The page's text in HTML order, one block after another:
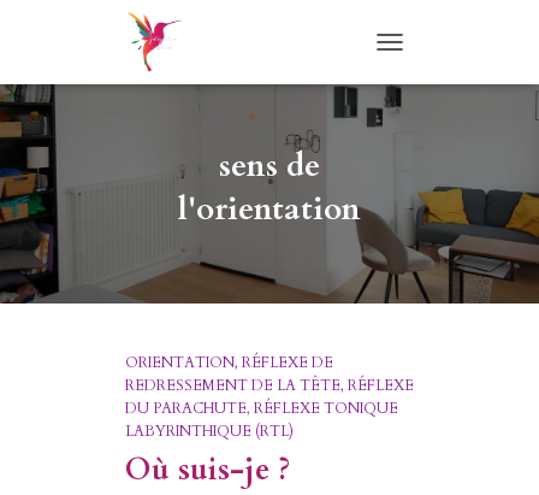
NAVIGATION
sens de
l'orientation
ORIENTATION RÉFLEXE DE
REDRESSEMENT DE LA TÊTE RÉFLEXE
DU PARACHUTE RÉFLEXE TONIQUE
LABYRINTHIQUE (RTL)
Où suis-je ?